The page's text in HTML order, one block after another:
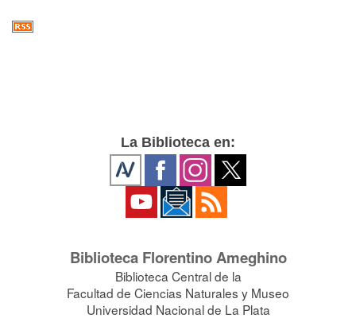
La Biblioteca en:
Biblioteca Florentino Ameghino
Biblioteca Central de la
Facultad de Ciencias Naturales y Museo
Universidad Nacional de La Plata